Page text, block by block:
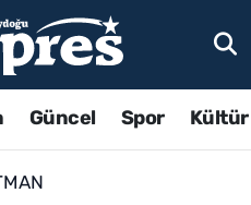
Güncel Spor